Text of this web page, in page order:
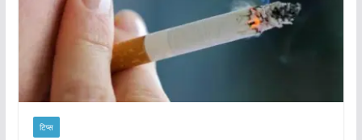
टिप्स